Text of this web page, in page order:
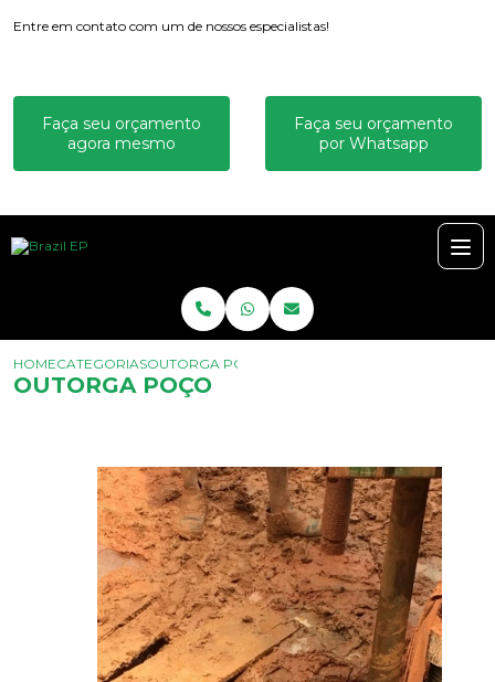
Entre em contato com um de nossos especialistas!
Faça seu orçamento
agora mesmo
Faça seu orçamento
por Whatsapp
HOMECATEGORIASOUTORGA POÇO
OUTORGA POÇO